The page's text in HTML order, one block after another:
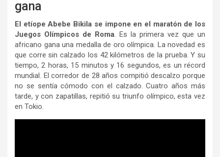
gana
El etíope Abebe Bikila se impone en el maratón de los
Juegos Olímpicos de Roma. Es la primera vez que un
africano gana una medalla de oro olímpica. La novedad es
que corre sin calzado los 42 kilómetros de la prueba. Y su
tiempo, 2 horas, 15 minutos y 16 segundos, es un récord
mundial. El corredor de 28 años compitió descalzo porque
no se sentía cómodo con el calzado. Cuatro años más
tarde, y con zapatillas, repitió su triunfo olímpico, esta vez
en Tokio.